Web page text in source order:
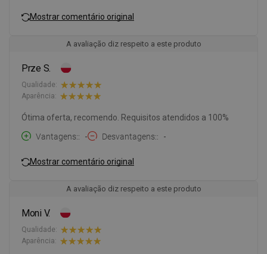
Mostrar comentário original
A avaliação diz respeito a este produto
Prze S.
Qualidade:
Aparência:
Ótima oferta, recomendo. Requisitos atendidos a 100%
Vantagens:
- Desvantagens: -
Mostrar comentário original
A avaliação diz respeito a este produto
Moni V.
Qualidade:
Aparência: